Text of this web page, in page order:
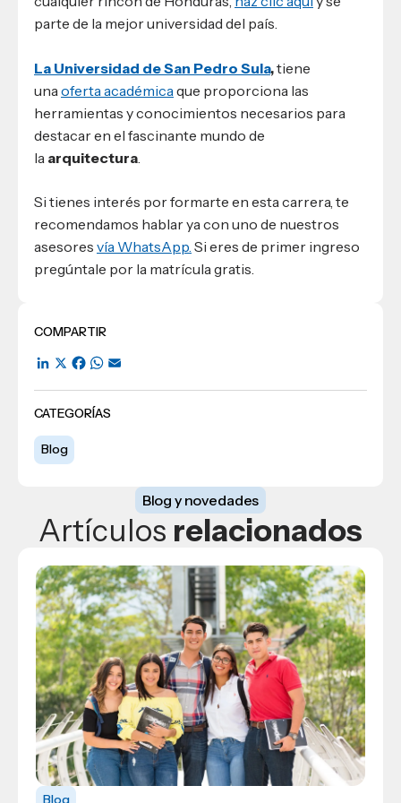
COMPARTIR
LinkedIn
X Facebook
WhatsApp
CATEGORÍAS
Blog
parte de la mejor universidad del país.
La Universidad de San Pedro Sula,tiene
una oferta académica que proporciona las
herramientas y conocimientos necesarios para
destacar en el fascinante mundo de
la arquitectura
Si tienes interés por formarte en esta carrera, te
recomendamos hablar ya con uno de nuestros
asesores vía WhatsApp. Si eres de primer ingreso
pregúntale por la matrícula gratis.
Blog y novedades
Artículos relacionados
Blog
Blog